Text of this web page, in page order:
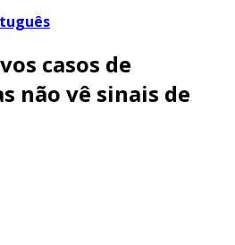
casos de
não vê sinais de